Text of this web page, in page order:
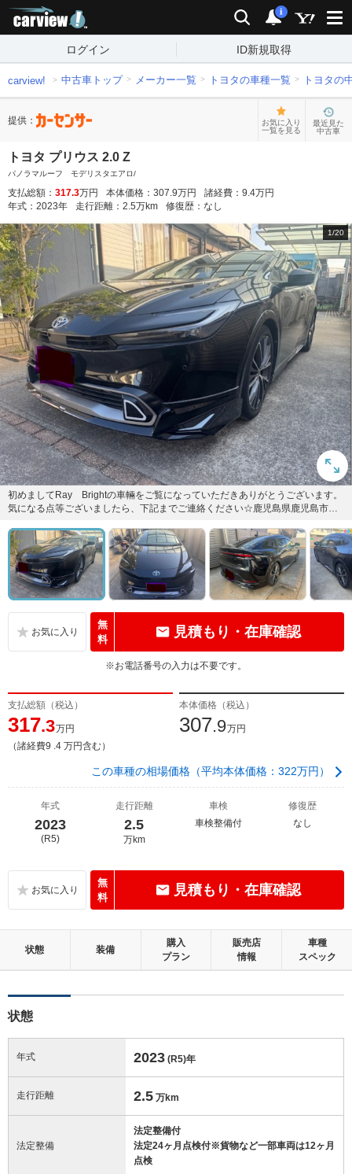
検索 通知
i
ログイン ID新規取得
carview! 中古車トップ メーカー一覧 トヨタの車種一覧 トヨタの
提供：
お気に入り
一覧を見る
最近見た
中古車
トヨタ プリウス 2.0 Z
パノラマルーフ モデリスタエアロ/
支払総額： 317.3万円 本体価格： 307.9万円 諸経費： 9.4万円
年式： 2023年 走行距離： 2.5万km 修復歴： なし
1/20
初めましてRay Brightの車輛をご覧になっていただきありがとうございます。
気になる点等ございましたら、下記までご連絡ください☆鹿児島県鹿児島市坂
無
料
見積もり・在庫確認
※お電話番号の入力は不要です。
支払総額（税込）
317.3万円
（諸経費9 .4 万円含む）
本体価格（税込）
307.9万円
この車種の相場価格（平均本体価格：322万円）
年式
2023
(R5)
走行距離
2.5
万km
車検
車検整備付
修復歴
なし
無
料
見積もり・在庫確認
状態 装備
購入
プラン
販売店
情報
車種
スペック
状態
年式 2023 (R5)年
走行距離 2.5 万km
法定整備
法定整備付
法定24ヶ月点検付※貨物など一部車両は12ヶ月
点検